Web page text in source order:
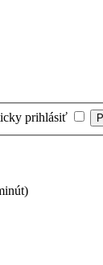
prihlásiť